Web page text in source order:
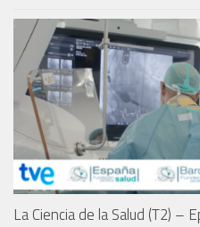
La Ciencia de la Salud (T2) –